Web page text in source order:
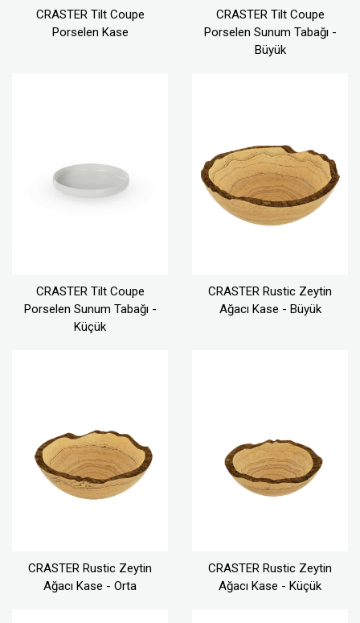
CRASTER Tilt Coupe
Porselen Kase
CRASTER Tilt Coupe
Porselen Sunum Tabağı -
Büyük
CRASTER Tilt Coupe
Porselen Sunum Tabağı -
Küçük
CRASTER Rustic Zeytin
Ağacı Kase - Büyük
CRASTER Rustic Zeytin
Ağacı Kase - Orta
CRASTER Rustic Zeytin
Ağacı Kase - Küçük